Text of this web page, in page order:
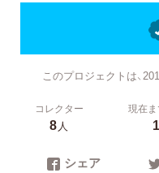
このプロジェクトは、
コレクター
8人
現在
シェア